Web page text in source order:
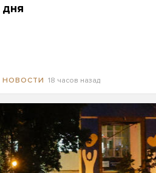
дня
НОВОСТИ 18 часов назад